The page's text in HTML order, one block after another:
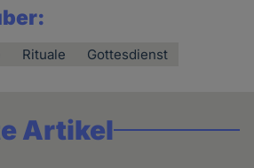
Rituale Gottesdienst
Artikel